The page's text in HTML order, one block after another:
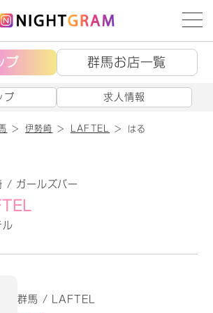
プ 群馬お店一覧
プ 求人情報
伊勢崎 LAFTEL はる
/ ガールズバー
ル
群馬 / LAFTEL